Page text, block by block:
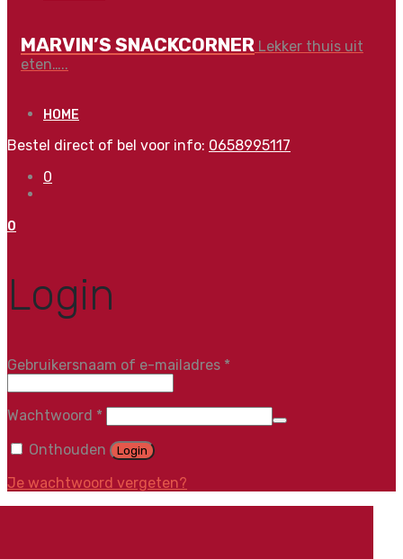
MARVIN’S SNACKCORNER Lekker thuis uit
eten…..
HOME
Bestel direct of bel voor info: 0658995117
0
0
Login
Gebruikersnaam of e-mailadres *
Wachtwoord *
Onthouden Login
Je wachtwoord vergeten?